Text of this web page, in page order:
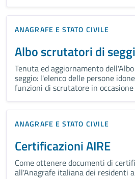
ANAGRAFE E STATO CIVILE
Albo scrutatori di
Tenuta ed aggiornamento
seggio: l'elenco delle persone
funzioni di scrutatore in
ANAGRAFE E STATO CIVILE
Certificazioni AIRE
Come ottenere documenti di
all'Anagrafe italiana dei residenti